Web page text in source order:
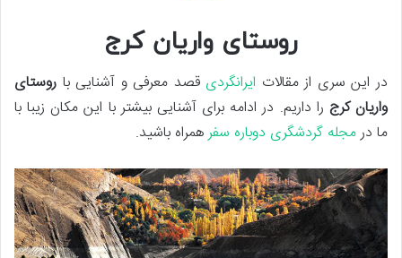
روستای واریان کرج
در این سری از مقالات ایرانگردی قصد معرفی و آشنایی با روستای
واریان کرج را داریم. در ادامه برای آشنایی بیشتر با این مکان زیبا با
ما درمجله گردشگری دوباره سفرهمراه باشید.